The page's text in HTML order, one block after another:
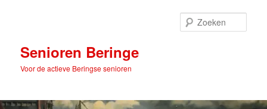
inhoudSenioren Beringe
Voor de actieve Beringse senioren